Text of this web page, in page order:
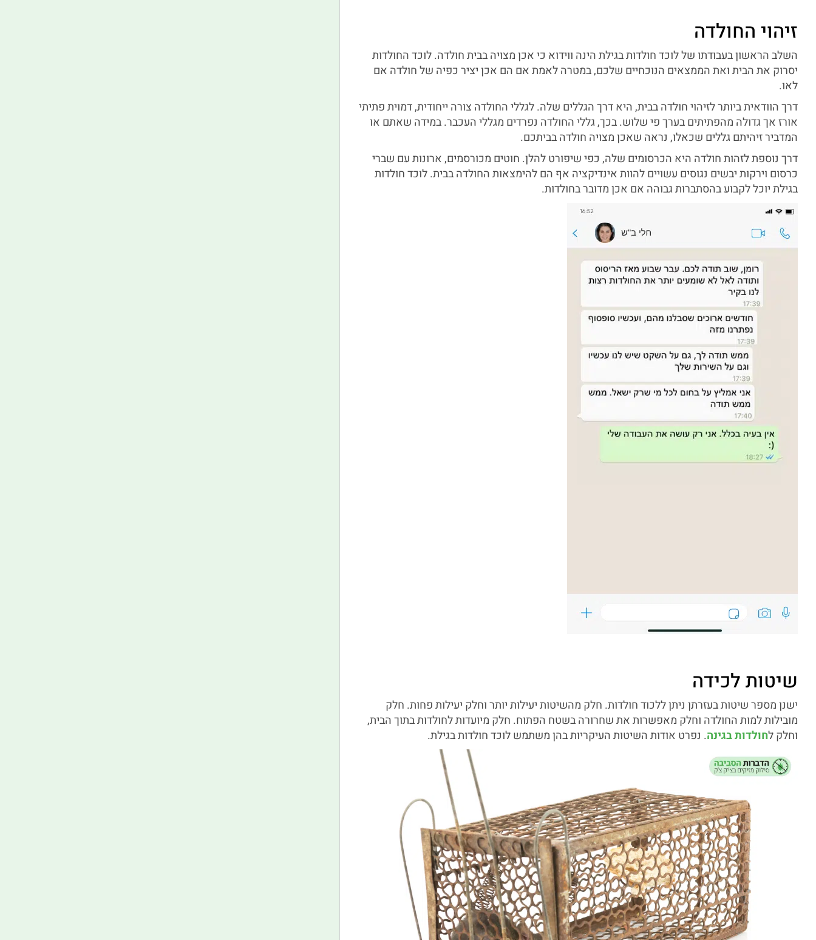
זיהוי החולדה
השלב הראשון בעבודתו של לוכד חולדות בגילת הינה ווידוא כי אכן מצויה בבית חולדה. לוכד החולדות
יסרוק את הבית ואת הממצאים הנוכחיים שלכם, במטרה לאמת אם הם אכן יציר כפיה של חולדה אם
לאו.
דרך הוודאית ביותר לזיהוי חולדה בבית, היא דרך הגללים שלה. לגללי החולדה צורה ייחודית, דמוית פתיתי
אורז אך גדולה מהפתיתים בערך פי שלוש. בכך, גללי החולדה נפרדים מגללי העכבר. במידה שאתם או
המדביר זיהיתם גללים שכאלו, נראה שאכן מצויה חולדה בביתכם.
דרך נוספת לזהות חולדה היא הכרסומים שלה, כפי שיפורט להלן. חוטים מכורסמים, ארונות עם שברי
כרסום וירקות יבשים נגוסים עשויים להוות אינדיקציה אף הם להימצאות החולדה בבית. לוכד חולדות
בגילת יוכל לקבוע בהסתברות גבוהה אם אכן מדובר בחולדות.
שיטות לכידה
ישנן מספר שיטות בעזרתן ניתן ללכוד חולדות. חלק מהשיטות יעילות יותר וחלק יעילות פחות. חלק
מובילות למות החולדה וחלק מאפשרות את שחרורה בשטח הפתוח. חלק מיועדות לחולדות בתוך הבית,
וחלק לחולדות בגינה. נפרט אודות השיטות העיקריות בהן משתמש לוכד חולדות בגילת.